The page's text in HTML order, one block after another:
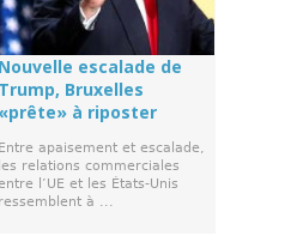
Nouvelle escalade de
Trump, Bruxelles
«prête» à riposter
Entre apaisement et escalade,
les relations commerciales
l’UE et les États-Unis
ressemblent à ...